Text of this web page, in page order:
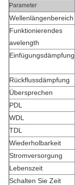
Parameter
Wellenlängenbereich
Funktionierendes
avelength
Einfügungsdämpfung
Rückflussdämpfung
Übersprechen
PDL
WDL
TDL
Wiederholbarkeit
Stromversorgung
Lebenszeit
Schalten Sie Zeit